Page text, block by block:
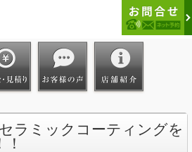
ラミックコーティングを